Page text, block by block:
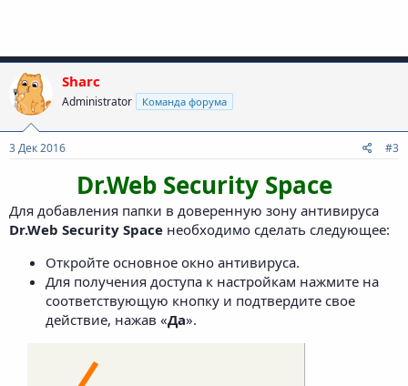
Sharc
Administrator Команда форума
3 Дек 2016 #3
Dr.Web Security Space
Для добавления папки в доверенную зону антивируса
Dr.Web Security Space необходимо сделать следующее:
Откройте основное окно антивируса.
Для получения доступа к настройкам нажмите на
соответствующую кнопку и подтвердите свое
действие, нажав «Да».